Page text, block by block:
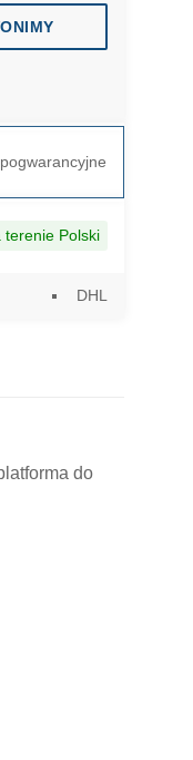
terenie Polski
DHL
do